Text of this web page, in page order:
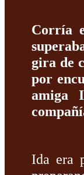
Corría
gira de
por
amiga
Ida era